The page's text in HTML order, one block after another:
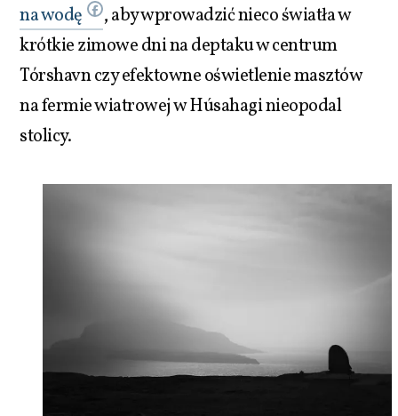
na wodę
, aby wprowadzić nieco światła w
krótkie zimowe dni na deptaku w centrum
Tórshavn czy efektowne oświetlenie masztów
na fermie wiatrowej w Húsahagi nieopodal
stolicy.